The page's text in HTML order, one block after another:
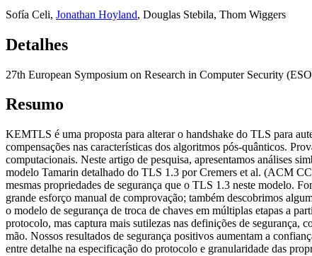
Sofía Celi, Jonathan Hoyland, Douglas Stebila, Thom Wiggers
Detalhes
27th European Symposium on Research in Computer Security
Resumo
KEMTLS é uma proposta para alterar o handshake do TLS para
compensações nas características dos algoritmos pós-quânticos.
computacionais. Neste artigo de pesquisa, apresentamos análises
modelo Tamarin detalhado do TLS 1.3 por Cremers et al. (ACM
mesmas propriedades de segurança que o TLS 1.3 neste modelo.
grande esforço manual de comprovação; também descobrimos
o modelo de segurança de troca de chaves em múltiplas etapas a
protocolo, mas captura mais sutilezas nas definições de segurança,
mão. Nossos resultados de segurança positivos aumentam a
entre detalhe na especificação do protocolo e granularidade das